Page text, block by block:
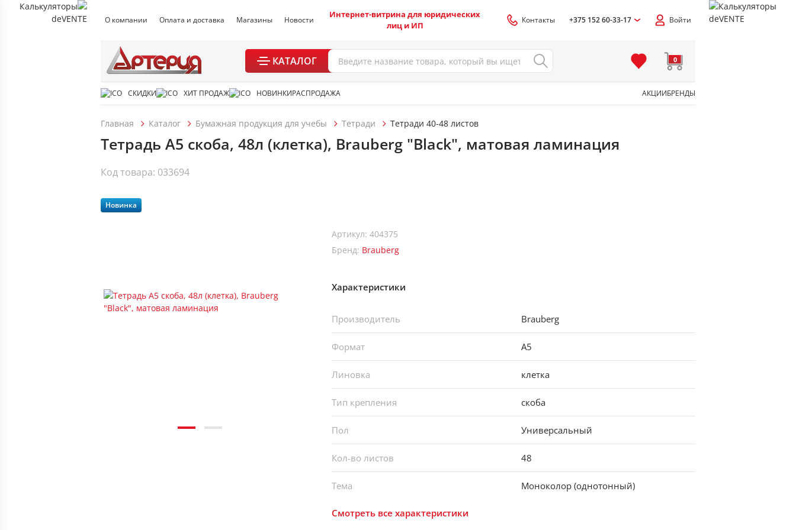
О компании Оплата и доставка Магазины Новости
Интернет-витрина для юридических
лиц и ИП
Контакты +375 152 60-33-17 Войти
КАТАЛОГ 0
СКИДКИ ХИТ ПРОДАЖ НОВИНКИРАСПРОДАЖА АКЦИИБРЕНДЫ
Главная Каталог Бумажная продукция для учебы Тетради Тетради 40-48 листов
Тетрадь А5 скоба, 48л (клетка), Brauberg "Black", матовая ламинация
Код товара: 033694
Новинка
Артикул: 404375
Бренд: Brauberg
Характеристики
Производитель Brauberg
Формат А5
Линовка клетка
Тип крепления скоба
Пол Универсальный
Кол-во листов 48
Тема Моноколор (однотонный)
Смотреть все характеристики